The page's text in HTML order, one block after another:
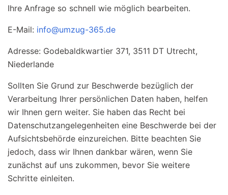
Ihre Anfrage so schnell wie möglich bearbeiten.
E-Mail: info@umzug-365.de
Adresse: Godebaldkwartier 371, 3511 DT Utrecht,
Niederlande
Sollten Sie Grund zur Beschwerde bezüglich der
Verarbeitung Ihrer persönlichen Daten haben, helfen
wir Ihnen gern weiter. Sie haben das Recht bei
Datenschutzangelegenheiten eine Beschwerde bei der
Aufsichtsbehörde einzureichen. Bitte beachten Sie
jedoch, dass wir Ihnen dankbar wären, wenn Sie
zunächst auf uns zukommen, bevor Sie weitere
Schritte einleiten.